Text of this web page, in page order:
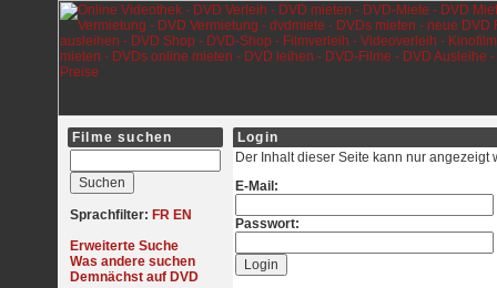
Filme suchen
Sprachfilter: FR EN
Erweiterte Suche
Was andere suchen
Demnächst auf DVD
Login
Der Inhalt dieser Seite kann nur
E-Mail:
Passwort: